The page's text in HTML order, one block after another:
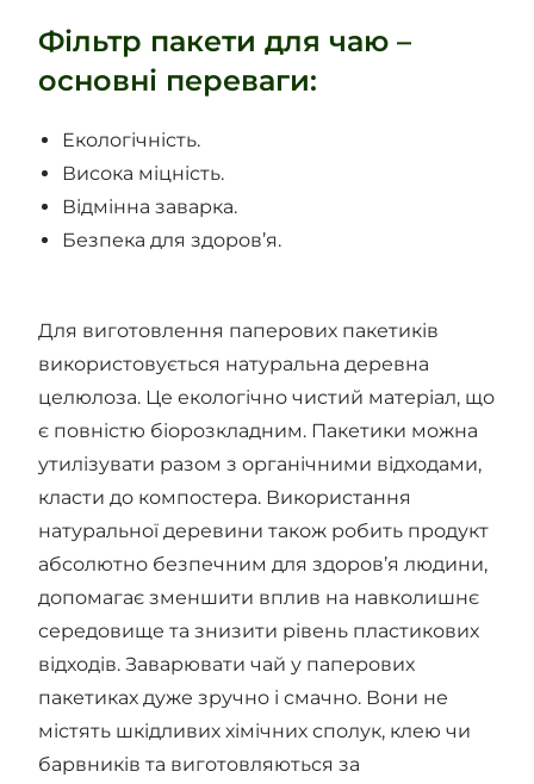
Фільтр пакети для чаю –
основні переваги:
Екологічність.
Висока міцність.
Відмінна заварка.
Безпека для здоров’я.
Для виготовлення паперових пакетиків
використовується натуральна деревна
целюлоза. Це екологічно чистий матеріал, що
є повністю біорозкладним. Пакетики можна
утилізувати разом з органічними відходами,
класти до компостера. Використання
натуральної деревини також робить продукт
абсолютно безпечним для здоров’я людини,
допомагає зменшити вплив на навколишнє
середовище та знизити рівень пластикових
відходів. Заварювати чай у паперових
пакетиках дуже зручно і смачно. Вони не
містять шкідливих хімічних сполук, клею чи
барвників та виготовляються за